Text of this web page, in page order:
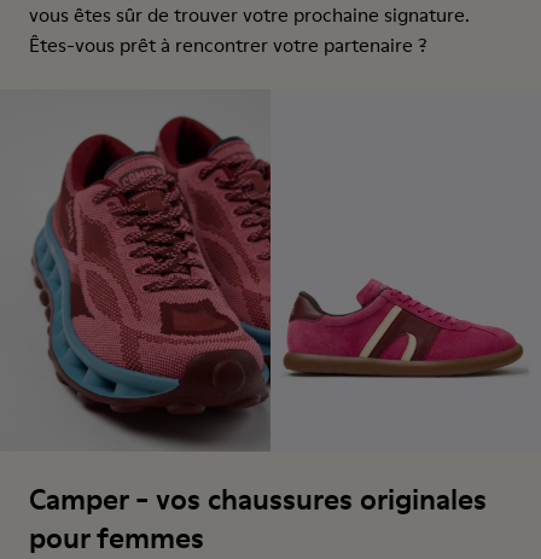
vous êtes sûr de trouver votre prochaine signature.
Êtes-vous prêt à rencontrer votre partenaire ?
Camper - vos chaussures originales
pour femmes